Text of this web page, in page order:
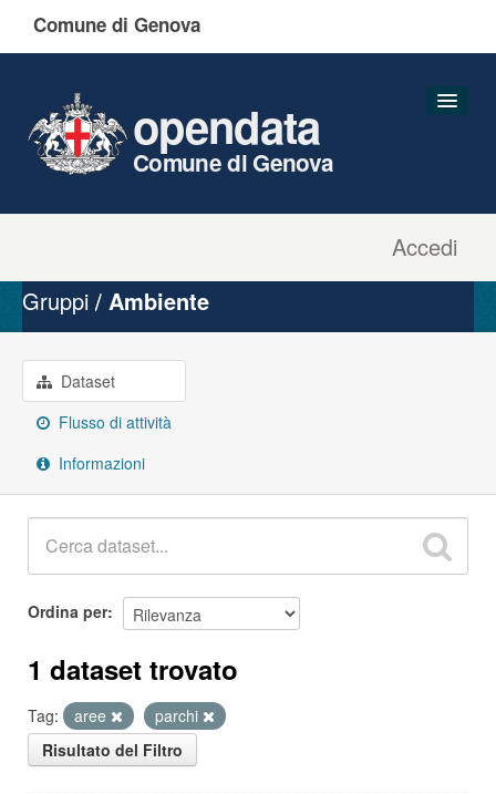
Comune di Genova
Accedi
opendata
Comune di Genova
Organizzazioni
Gruppi
Informazioni
Gruppi Ambiente
Dataset
Flusso di attività
Informazioni
Ordina per
1 dataset trovato
Tag: aree
parchi
Risultato del Filtro